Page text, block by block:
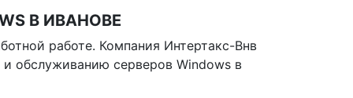
В ИВАНОВЕ
работе. Компания Интертакс-Внв
обслуживанию серверов Windows в